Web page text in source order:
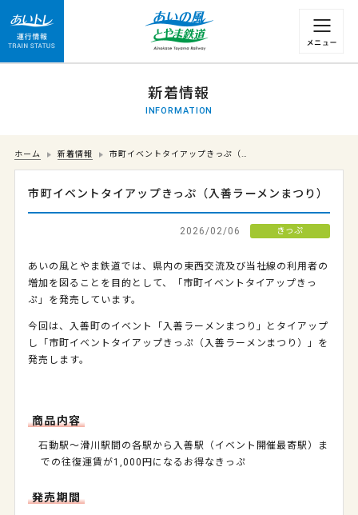
運行情報 列車の遅れ情報等についてはこちら
新着情報
INFORMATION
ホーム 新着情報 市町イベントタイアップきっぷ（…
市町イベントタイアップきっぷ（入善ラーメンまつり）
2026/02/06 きっぷ
あいの風とやま鉄道では、県内の東西交流及び当社線の利用者の
増加を図ることを目的として、「市町イベントタイアップきっ
ぷ」を発売しています。
今回は、入善町のイベント「入善ラーメンまつり」とタイアップ
し「市町イベントタイアップきっぷ（入善ラーメンまつり）」を
発売します。
商品内容
石動駅～滑川駅間の各駅から入善駅（イベント開催最寄駅）ま
での往復運賃が1,000円になるお得なきっぷ
発売期間